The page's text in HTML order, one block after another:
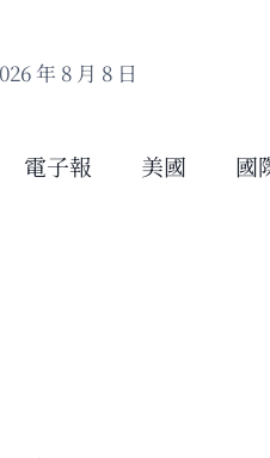
年 8 月 8 日
電子報 美國 國